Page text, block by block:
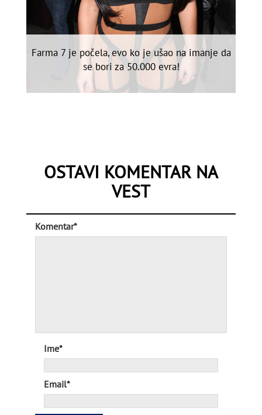
Farma 7 je počela, evo ko je ušao na imanje da
se bori za 50.000 evra!
OSTAVI KOMENTAR NA
VEST
Komentar*
Ime*
Email*